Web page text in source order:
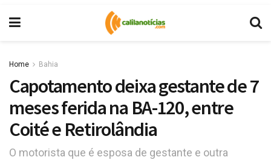
Home Bahia
Capotamento deixa gestante de 7
meses ferida na BA-120, entre
Coité e Retirolândia
O motorista que é esposa de gestante e outra